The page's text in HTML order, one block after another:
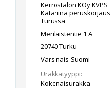
Kerrostalon KOy KVPS
Katariina peruskorjaus
Turussa
Meriläistentie 1 A
20740 Turku
Varsinais-Suomi
Urakkatyyppi:
Kokonaisurakka